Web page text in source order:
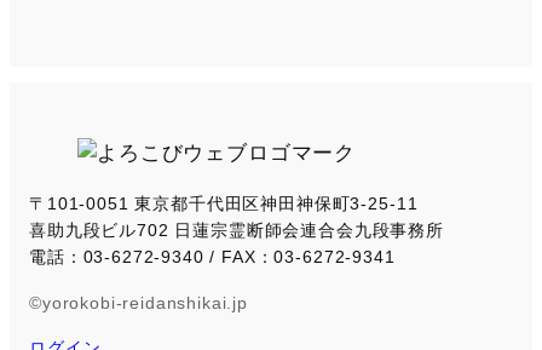
〒101-0051 東京都千代田区神田神保町3-25-11
喜助九段ビル702 日蓮宗霊断師会連合会九段事務所
電話：03-6272-9340 / FAX：03-6272-9341
©yorokobi-reidanshikai.jp